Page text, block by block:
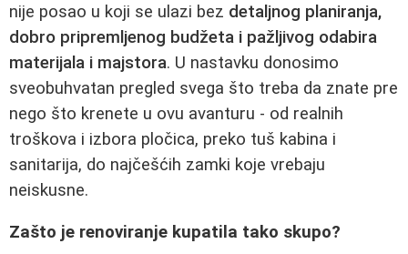
nije posao u koji se ulazi bez detaljnog planiranja,
dobro pripremljenog budžeta i pažljivog odabira
materijala i majstora. U nastavku donosimo
sveobuhvatan pregled svega što treba da znate pre
nego što krenete u ovu avanturu - od realnih
troškova i izbora pločica, preko tuš kabina i
sanitarija, do najčešćih zamki koje vrebaju
neiskusne.
Zašto je renoviranje kupatila tako skupo?